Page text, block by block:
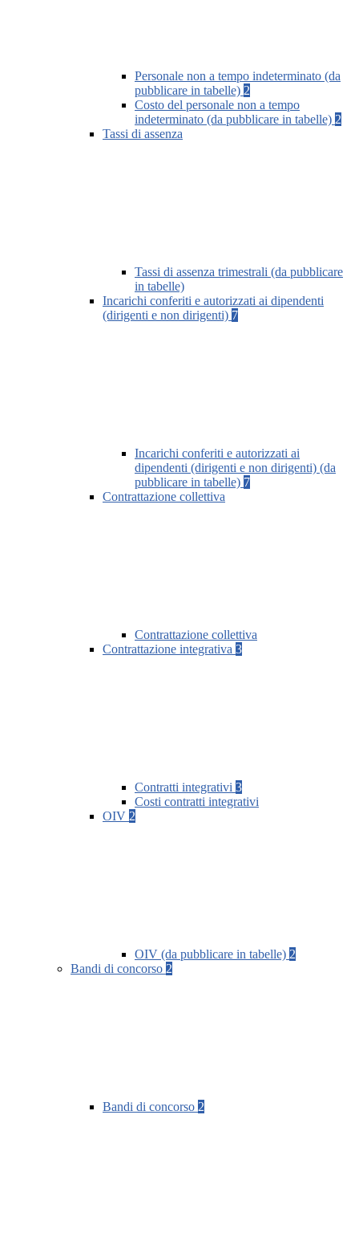
Personale non a tempo indeterminato (da
pubblicare in tabelle) 2
Costo del personale non a tempo
indeterminato (da pubblicare in tabelle) 2
Tassi di assenza
Tassi di assenza trimestrali (da pubblicare
in tabelle)
Incarichi conferiti e autorizzati ai dipendenti
(dirigenti e non dirigenti) 7
Incarichi conferiti e autorizzati ai
dipendenti (dirigenti e non dirigenti) (da
pubblicare in tabelle) 7
Contrattazione collettiva
Contrattazione collettiva
Contrattazione integrativa 3
Contratti integrativi 3
Costi contratti integrativi
OIV 2
OIV (da pubblicare in tabelle) 2
Bandi di concorso 2
Bandi di concorso 2